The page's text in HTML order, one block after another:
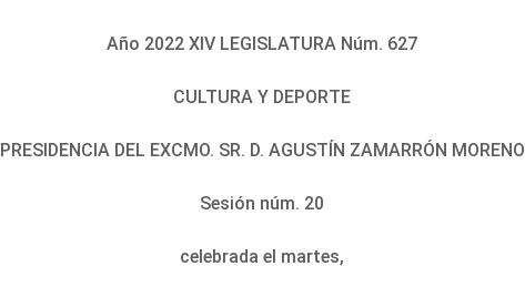
Año 2022 XIV LEGISLATURA Núm. 627
CULTURA Y DEPORTE
PRESIDENCIA DEL EXCMO. SR. D. AGUSTÍN ZAMARRÓN MORENO
Sesión núm. 20
celebrada el martes,